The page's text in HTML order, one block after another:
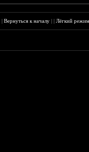
|Вернуться к началу ||Лёгкий